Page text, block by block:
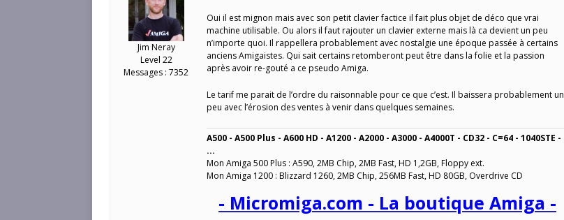
Jim Neray
Level 22
Messages : 7352
Oui il est mignon mais avec son petit clavier factice il fait plus objet de déco que vrai
machine utilisable. Ou alors il faut rajouter un clavier externe mais là ca devient un peu
n’importe quoi. Il rappellera probablement avec nostalgie une époque passée à certains
anciens Amigaistes. Qui sait certains retomberont peut être dans la folie et la passion
après avoir re-gouté a ce pseudo Amiga.
Le tarif me parait de l’ordre du raisonnable pour ce que c’est. Il baissera probablement un
peu avec l’érosion des ventes à venir dans quelques semaines.
A500 - A500 Plus - A600 HD - A1200 - A2000 - A3000 - A4000T - CD32 - C=64 - 1040STE -
...
Mon Amiga 500 Plus : A590, 2MB Chip, 2MB Fast, HD 1,2GB, Floppy ext.
Mon Amiga 1200 : Blizzard 1260, 2MB Chip, 256MB Fast, HD 80GB, Overdrive CD
- Micromiga.com - La boutique Amiga -